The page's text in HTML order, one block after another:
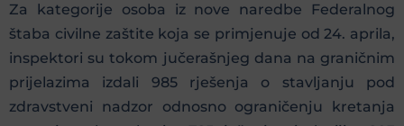
Za kategorije osoba iz nove naredbe Federalnog
štaba civilne zaštite koja se primjenuje od 24. aprila,
inspektori su tokom jučerašnjeg dana na graničnim
prijelazima izdali 985 rješenja o stavljanju pod
zdravstveni nadzor odnosno ograničenju kretanja